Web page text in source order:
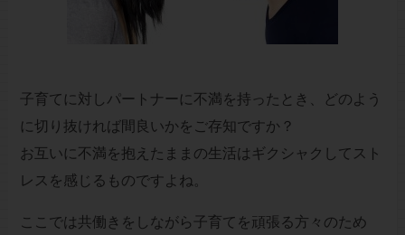
子育てに対しパートナーに不満を持ったとき、どのよう
に切り抜ければ間良いかをご存知ですか？
お互いに不満を抱えたままの生活はギクシャクしてスト
レスを感じるものですよね。
ここでは共働きをしながら子育てを頑張る方々のため